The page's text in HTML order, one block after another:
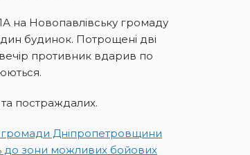
на Новопавлівську громаду
будинок. Потрощені дві
противник вдарив по
постраждалих.
громади Дніпропетровщини
до зони можливих бойових